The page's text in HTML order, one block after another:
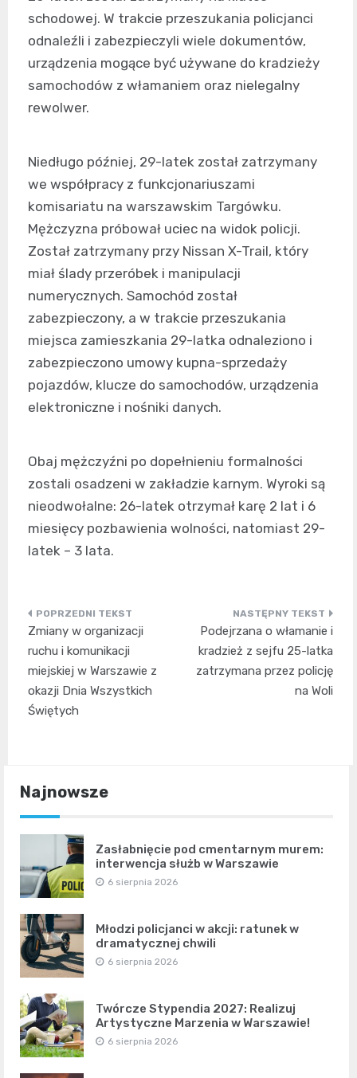
schodowej. W trakcie przeszukania policjanci
odnaleźli i zabezpieczyli wiele dokumentów,
urządzenia mogące być używane do kradzieży
samochodów z włamaniem oraz nielegalny
rewolwer.
Niedługo później, 29-latek został zatrzymany
we współpracy z funkcjonariuszami
komisariatu na warszawskim Targówku.
Mężczyzna próbował uciec na widok policji.
Został zatrzymany przy Nissan X-Trail, który
miał ślady przeróbek i manipulacji
numerycznych. Samochód został
zabezpieczony, a w trakcie przeszukania
miejsca zamieszkania 29-latka odnaleziono i
zabezpieczono umowy kupna-sprzedaży
pojazdów, klucze do samochodów, urządzenia
elektroniczne i nośniki danych.
Obaj mężczyźni po dopełnieniu formalności
zostali osadzeni w zakładzie karnym. Wyroki są
nieodwołalne: 26-latek otrzymał karę 2 lat i 6
miesięcy pozbawienia wolności, natomiast 29-
latek – 3 lata.
Nawigacja
wpisu
Zmiany w organizacji
ruchu i komunikacji
miejskiej w Warszawie z
okazji Dnia Wszystkich
Świętych
Podejrzana o włamanie i
kradzież z sejfu 25-latka
zatrzymana przez policję
na Woli
Najnowsze
Zasłabnięcie pod cmentarnym murem:
interwencja służb w Warszawie
6 sierpnia 2026
Młodzi policjanci w akcji: ratunek w
dramatycznej chwili
6 sierpnia 2026
Twórcze Stypendia 2027: Realizuj
Artystyczne Marzenia w Warszawie!
6 sierpnia 2026